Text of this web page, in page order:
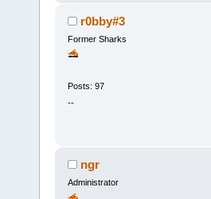
r0bby#3
Former Sharks
Posts: 97
--
ngr
Administrator